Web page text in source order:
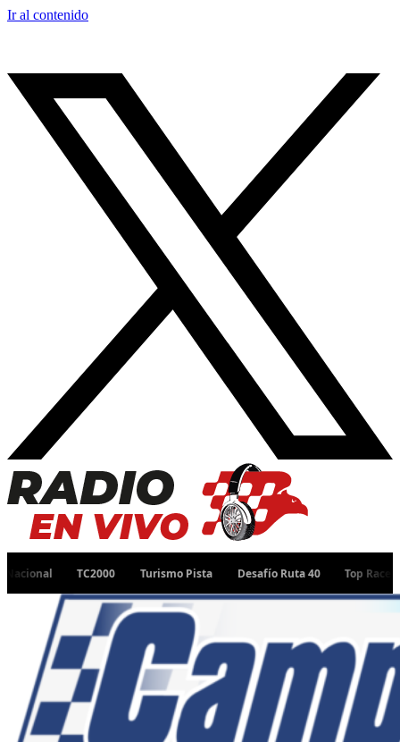
Ir al contenido
TC2000 Turismo Pista Desafío Ruta 40 Top Race TC Pista